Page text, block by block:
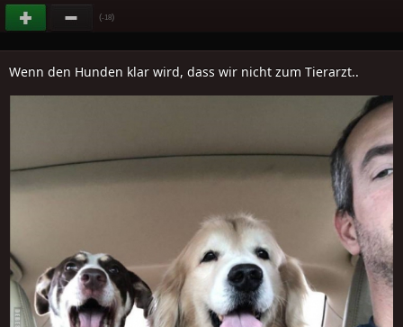
(-18)
Wenn den Hunden klar wird, dass wir nicht zum Tierarzt..